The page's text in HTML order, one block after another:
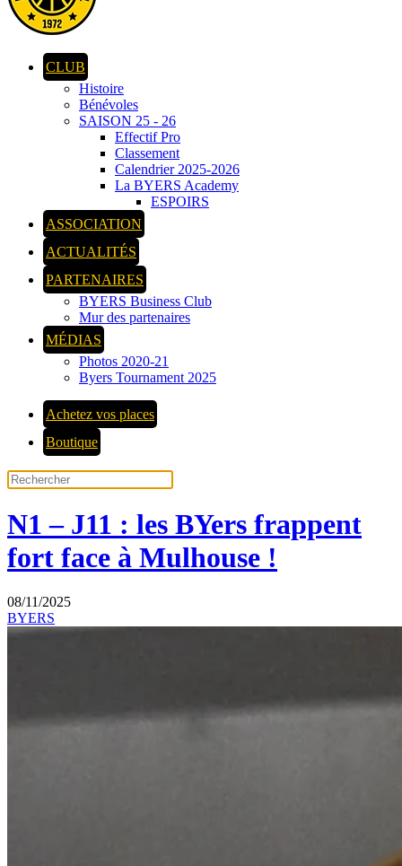
CLUB
Histoire
Bénévoles
SAISON 25 - 26
Effectif Pro
Classement
Calendrier 2025-2026
La BYERS Academy
ESPOIRS
ASSOCIATION
ACTUALITÉS
PARTENAIRES
BYERS Business Club
Mur des partenaires
MÉDIAS
Photos 2020-21
Byers Tournament 2025
Achetez vos places
Boutique
N1 – J11 : les BYers frappent
fort face à Mulhouse !
08/11/2025
BYERS